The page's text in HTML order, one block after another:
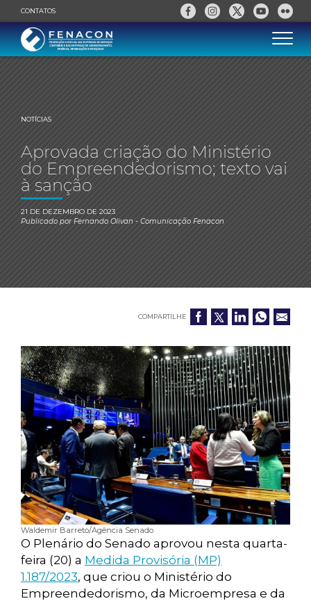
CONTATOS
NOTÍCIAS
Aprovada criação do Ministério
do Empreendedorismo; texto vai
à sanção
21 DE DEZEMBRO DE 2023
Publicado porFernando Olivan- Comunicação Fenacon
COMPARTILHE
Waldemir Barreto/Agência Senado
O Plenário do Senado aprovou nesta quarta-
feira (20) a Medida Provisória (MP)
1.187/2023, que criou o Ministério do
Empreendedorismo, da Microempresa e da